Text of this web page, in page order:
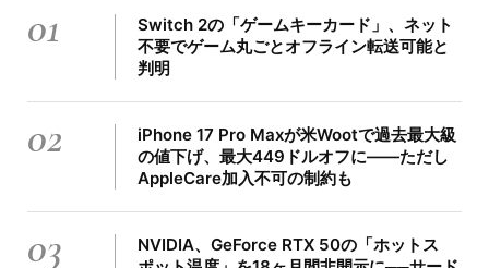
01
Switch 2の「ゲームキーカード」、ネット
不要でゲーム丸ごとオフライン転送可能と
判明
02
iPhone 17 Pro Maxが米Wootで過去最大級
の値下げ、最大449ドルオフに――ただし
AppleCare加入不可の制約も
03
NVIDIA、GeForce RTX 50の「ホットス